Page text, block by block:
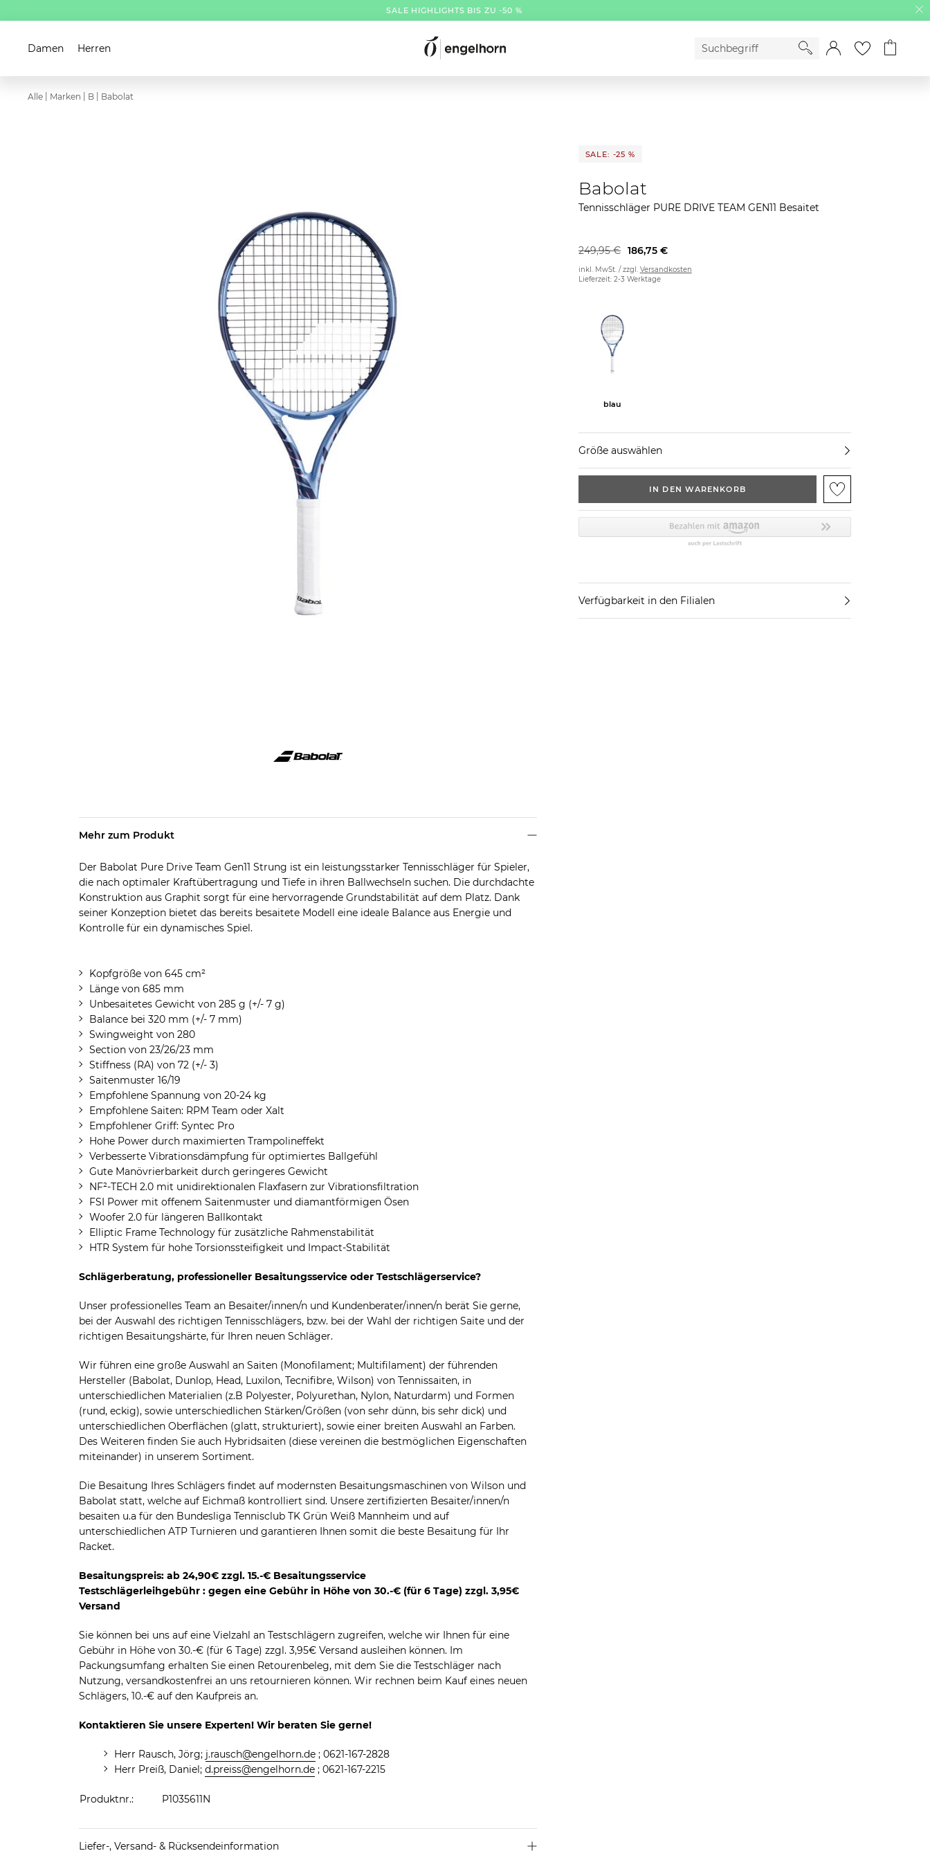
SALE HIGHLIGHTS BIS ZU -50 %
Damen Herren
Alle Marken B Babolat
SALE: -25 %
Babolat
Tennisschläger PURE DRIVE TEAM GEN11 Besaitet
186,75 €
249,95 €
inkl. MwSt. / zzgl. Versandkosten
Lieferzeit: 2-3 Werktage
blau
Größe auswählen
IN DEN WARENKORB
Verfügbarkeit in den Filialen
Mehr zum Produkt
Der Babolat Pure Drive Team Gen11 Strung ist ein leistungsstarker Tennisschläger für Spieler,
die nach optimaler Kraftübertragung und Tiefe in ihren Ballwechseln suchen. Die durchdachte
Konstruktion aus Graphit sorgt für eine hervorragende Grundstabilität auf dem Platz. Dank
seiner Konzeption bietet das bereits besaitete Modell eine ideale Balance aus Energie und
Kontrolle für ein dynamisches Spiel.
Kopfgröße von 645 cm²
Länge von 685 mm
Unbesaitetes Gewicht von 285 g (+/- 7 g)
Balance bei 320 mm (+/- 7 mm)
Swingweight von 280
Section von 23/26/23 mm
Stiffness (RA) von 72 (+/- 3)
Saitenmuster 16/19
Empfohlene Spannung von 20-24 kg
Empfohlene Saiten: RPM Team oder Xalt
Empfohlener Griff: Syntec Pro
Hohe Power durch maximierten Trampolineffekt
Verbesserte Vibrationsdämpfung für optimiertes Ballgefühl
Gute Manövrierbarkeit durch geringeres Gewicht
NF²-TECH 2.0 mit unidirektionalen Flaxfasern zur Vibrationsfiltration
FSI Power mit offenem Saitenmuster und diamantförmigen Ösen
Woofer 2.0 für längeren Ballkontakt
Elliptic Frame Technology für zusätzliche Rahmenstabilität
HTR System für hohe Torsionssteifigkeit und Impact-Stabilität
Schlägerberatung, professioneller Besaitungsservice oder Testschlägerservice?
Unser professionelles Team an Besaiter/innen/n und Kundenberater/innen/n berät Sie gerne,
bei der Auswahl des richtigen Tennisschlägers, bzw. bei der Wahl der richtigen Saite und der
richtigen Besaitungshärte, für Ihren neuen Schläger.
Wir führen eine große Auswahl an Saiten (Monofilament; Multifilament) der führenden
Hersteller (Babolat, Dunlop, Head, Luxilon, Tecnifibre, Wilson) von Tennissaiten, in
unterschiedlichen Materialien (z.B Polyester, Polyurethan, Nylon, Naturdarm) und Formen
(rund, eckig), sowie unterschiedlichen Stärken/Größen (von sehr dünn, bis sehr dick) und
unterschiedlichen Oberflächen (glatt, strukturiert), sowie einer breiten Auswahl an Farben.
Des Weiteren finden Sie auch Hybridsaiten (diese vereinen die bestmöglichen Eigenschaften
miteinander) in unserem Sortiment.
Die Besaitung Ihres Schlägers findet auf modernsten Besaitungsmaschinen von Wilson und
Babolat statt, welche auf Eichmaß kontrolliert sind. Unsere zertifizierten Besaiter/innen/n
besaiten u.a für den Bundesliga Tennisclub TK Grün Weiß Mannheim und auf
unterschiedlichen ATP Turnieren und garantieren Ihnen somit die beste Besaitung für Ihr
Racket.
Besaitungspreis: ab 24,90€ zzgl. 15.-€ Besaitungsservice
Testschlägerleihgebühr : gegen eine Gebühr in Höhe von 30.-€ (für 6 Tage) zzgl. 3,95€
Versand
Sie können bei uns auf eine Vielzahl an Testschlägern zugreifen, welche wir Ihnen für eine
Gebühr in Höhe von 30.-€ (für 6 Tage) zzgl. 3,95€ Versand ausleihen können. Im
Packungsumfang erhalten Sie einen Retourenbeleg, mit dem Sie die Testschläger nach
Nutzung, versandkostenfrei an uns retournieren können. Wir rechnen beim Kauf eines neuen
Schlägers, 10.-€ auf den Kaufpreis an.
Kontaktieren Sie unsere Experten! Wir beraten Sie gerne!
Herr Rausch, Jörg; j.rausch@engelhorn.de; 0621-167-2828
Herr Preiß, Daniel; d.preiss@engelhorn.de; 0621-167-2215
Produktnr.: P1035611N
Liefer-, Versand- & Rücksendeinformation